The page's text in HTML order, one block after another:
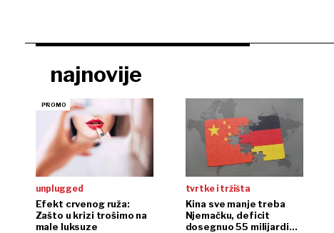
najnovije
unplugged
Efekt crvenog ruža:
Zašto u krizi trošimo na
male luksuze
tvrtke i tržišta
Kina sve manje treba
Njemačku, deficit
dosegnuo 55 milijardi